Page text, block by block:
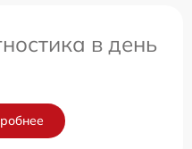
в день